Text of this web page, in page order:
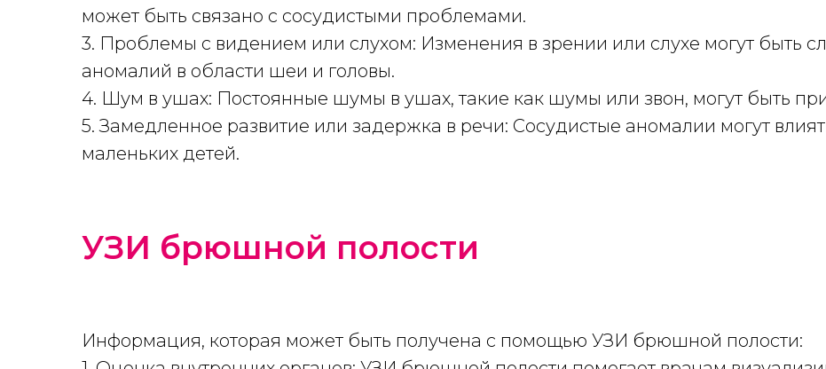
может быть связано с сосудистыми проблемами.
3. Проблемы с видением или слухом: Изменения в зрении или слухе могут быть
аномалий в области шеи и головы.
4. Шум в ушах: Постоянные шумы в ушах, такие как шумы или звон, могут быть
5. Замедленное развитие или задержка в речи: Сосудистые аномалии могут
маленьких детей.
УЗИ брюшной полости
Информация, которая может быть получена с помощью УЗИ брюшной полости: